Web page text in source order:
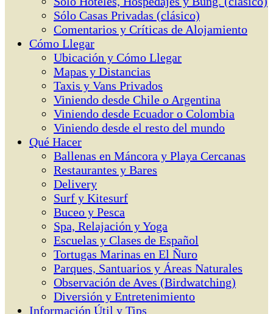
Sólo Casas Privadas (clásico)
Comentarios y Críticas de Alojamiento
Cómo Llegar
Ubicación y Cómo Llegar
Mapas y Distancias
Taxis y Vans Privados
Viniendo desde Chile o Argentina
Viniendo desde Ecuador o Colombia
Viniendo desde el resto del mundo
Qué Hacer
Ballenas en Máncora y Playa Cercanas
Restaurantes y Bares
Delivery
Surf y Kitesurf
Buceo y Pesca
Spa, Relajación y Yoga
Escuelas y Clases de Español
Tortugas Marinas en El Ñuro
Parques, Santuarios y Áreas Naturales
Observación de Aves (Birdwatching)
Diversión y Entretenimiento
Información Útil y Tips